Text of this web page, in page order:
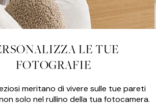
LE TUE
FOTOGRAFIE
meritano di vivere sulle tue pareti
solo nel rullino della tua fotocamera.